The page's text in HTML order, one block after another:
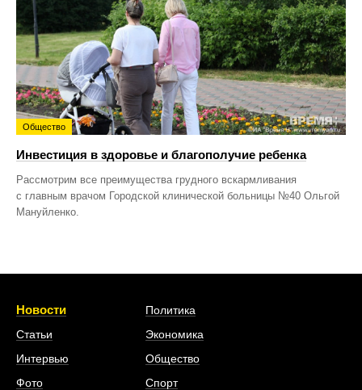
Общество
Инвестиция в здоровье и благополучие ребенка
Рассмотрим все преимущества грудного вскармливания
с главным врачом Городской клинической больницы №40 Ольгой
Мануйленко.
Новости
Статьи
Интервью
Фото
Политика
Экономика
Общество
Спорт